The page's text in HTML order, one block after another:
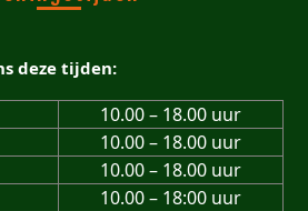
deze tijden:
10.00 – 18.00 uur
10.00 – 18.00 uur
10.00 – 18.00 uur
10.00 – 18:00 uur